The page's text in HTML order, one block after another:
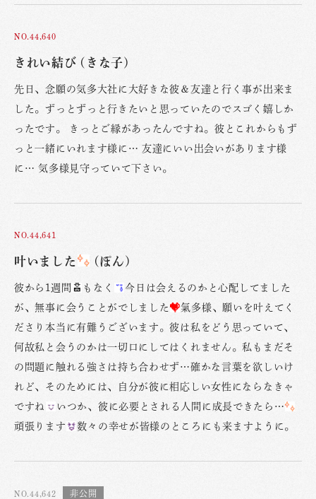
NO.44,640
きれい結び (きな子)
先日、念願の気多大社に大好きな彼＆友達と行く事が出来ま
した。ずっとずっと行きたいと思っていたのでスゴく嬉しか
ったです。 きっとご縁があったんですね。彼とこれからもず
っと一緒にいれます様に… 友達にいい出会いがあります様
に… 気多様見守っていて下さい。
NO.44,641
叶いました (ぽん)
彼から1週間 もなく
今日は会えるのかと心配してました
が、無事に会うことがでしました
氣多様、願いを叶えてく
ださり本当に有難うございます。彼は私をどう思っていて、
何故私と会うのかは一切口にしてはくれません。私もまだそ
の問題に触れる強さは持ち合わせず…確かな言葉を欲しいけ
れど、そのためには、自分が彼に相応しい女性にならなきゃ
ですね
いつか、彼に必要とされる人間に成長できたら…
頑張ります
数々の幸せが皆様のところにも来ますように。
NO.44,642